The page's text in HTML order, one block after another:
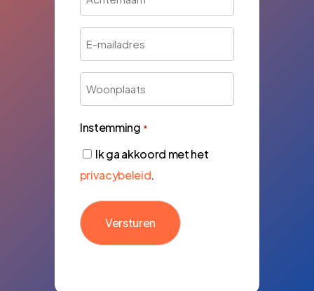
mailadres
Instemming *
Ik ga akkoord met het
privacybeleid.